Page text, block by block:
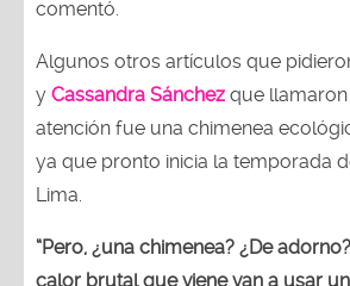
comentó.
Algunos otros artículos que
y Cassandra Sánchez que
atención fue una chimenea
ya que pronto inicia la temporada
Lima.
“Pero, ¿una chimenea? ¿De
calor brutal que viene van a usar